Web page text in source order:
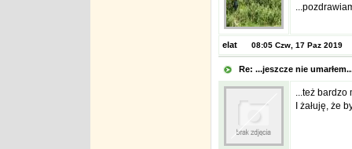
elat 08:05 Czw, 17 Paz 2019
Re: ...jeszcze nie
...też bardzo
I żałuję, że